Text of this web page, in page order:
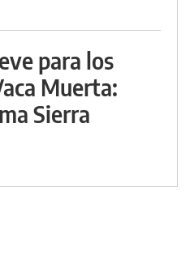
para los
Muerta:
Sierra